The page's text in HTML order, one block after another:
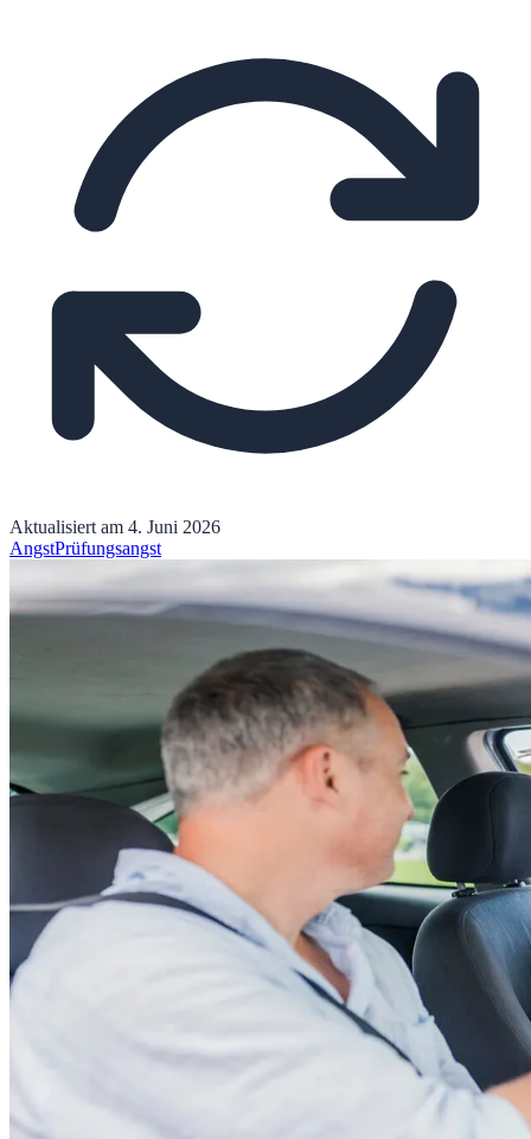
Aktualisiert am 4. Juni 2026
AngstPrüfungsangst